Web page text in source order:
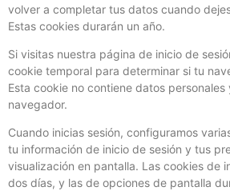
volver a completar tus datos cuando
Estas cookies durarán un año.
Si visitas nuestra página de inicio de
cookie temporal para determinar si tu
Esta cookie no contiene datos personales
navegador.
Cuando inicias sesión, configuramos
tu información de inicio de sesión y tus
visualización en pantalla. Las cookies de
dos días, y las de opciones de pantalla